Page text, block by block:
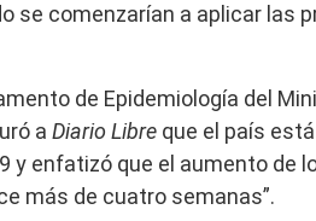
se comenzarían a aplicar las
de Epidemiología del
a Diario Libre que el país
y enfatizó que el aumento de
más de cuatro semanas”.